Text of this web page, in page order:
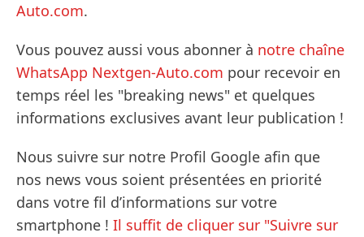
Auto.com.
Vous pouvez aussi vous abonner à notre chaîne
WhatsApp Nextgen-Auto.com pour recevoir en
temps réel les "breaking news" et quelques
informations exclusives avant leur publication !
Nous suivre sur notre Profil Google afin que
nos news vous soient présentées en priorité
dans votre fil d’informations sur votre
smartphone ! Il suffit de cliquer sur "Suivre sur